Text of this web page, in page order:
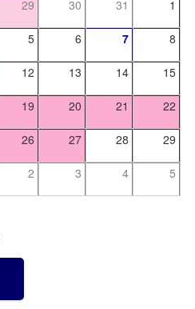
29 30 31 1
5 6 7 8
12 13 14 15
19 20 21 22
26 27 28 29
2 3 4 5